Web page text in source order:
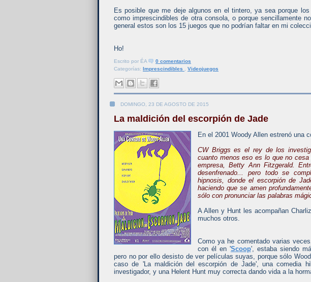
Es posible que me deje algunos en el tintero, ya sea porque
como imprescindibles de otra consola, o porque sencillamente
general estos son los 15 juegos que no podrían faltar en mi
Ho!
Escrito por ÉA
0 comentarios
Categorías:
Imprescindibles , Videojuegos
DOMINGO, 23 DE AGOSTO DE 2015
La maldición del escorpión de Jade
En el 2001 Woody Allen estrenó una
CW Briggs es el rey de los
cuanto menos eso es lo que no
empresa, Betty Ann Fitzgerald.
desenfrenado... pero todo se
hipnosis, donde el escorpión de
haciendo que se amen
sólo con pronunciar las palabras
A Allen y Hunt les acompañan
muchos otros.
Como ya he comentado varias
con él en 'Scoop', estaba siendo
pero no por ello desisto de ver películas suyas, porque sólo
caso de 'La maldición del escorpión de Jade', una comedia
investigador, y una Helent Hunt muy correcta dando vida a la